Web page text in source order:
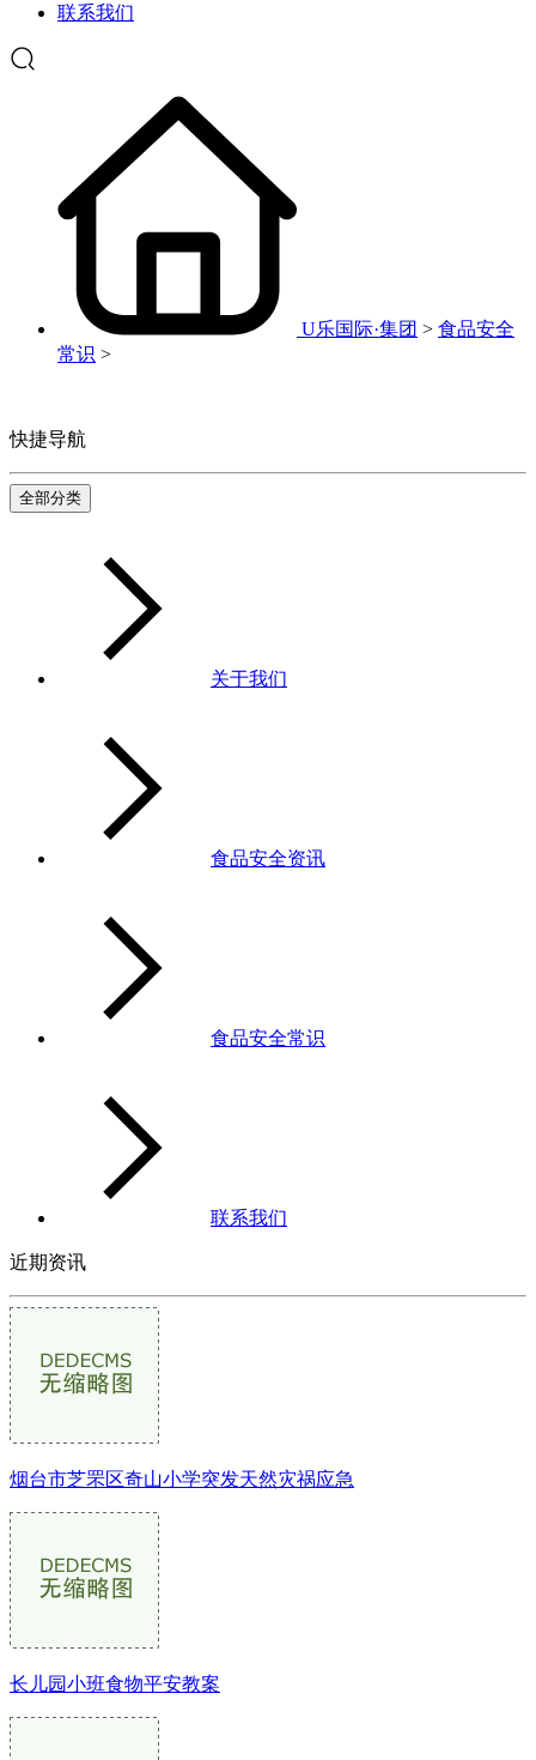
联系我们
U乐国际·集团 > 食品安全
常识 >
快捷导航
全部分类
关于我们
食品安全资讯
食品安全常识
联系我们
近期资讯
烟台市芝罘区奇山小学突发天然灾祸应急
长儿园小班食物平安教案